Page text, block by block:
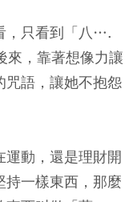
，只看到「八….
，靠著想像力讓
咒語，讓她不抱怨
運動，還是理財開
持一樣東西，那麼